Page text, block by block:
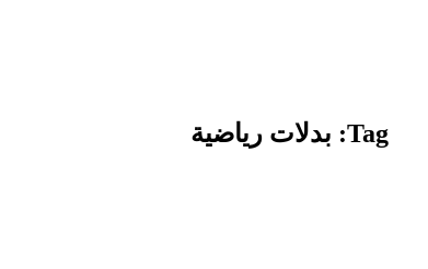
Tag: بدلات رياضية